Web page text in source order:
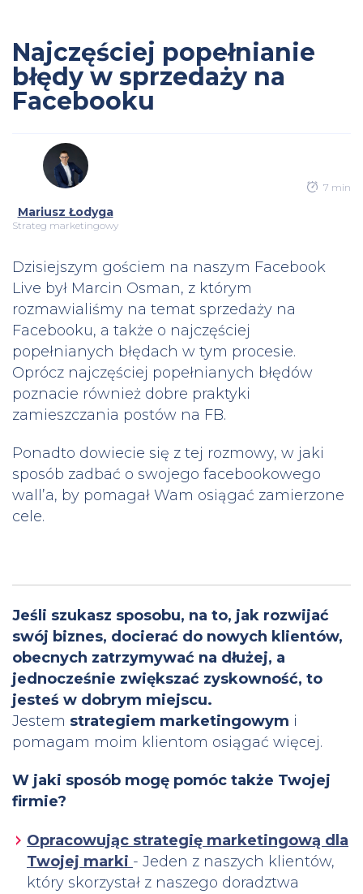
Najczęściej popełnianie
błędy w sprzedaży na
Facebooku
Mariusz Łodyga
Strateg marketingowy
7 min
Dzisiejszym gościem na naszym Facebook
Live był Marcin Osman, z którym
rozmawialiśmy na temat sprzedaży na
Facebooku, a także o najczęściej
popełnianych błędach w tym procesie.
Oprócz najczęściej popełnianych błędów
poznacie również dobre praktyki
zamieszczania postów na FB.
Ponadto dowiecie się z tej rozmowy, w jaki
sposób zadbać o swojego facebookowego
wall’a, by pomagał Wam osiągać zamierzone
cele.
Jeśli szukasz sposobu, na to, jak rozwijać
swój biznes, docierać do nowych klientów,
obecnych zatrzymywać na dłużej, a
jednocześnie zwiększać zyskowność, to
jesteś w dobrym miejscu.
Jestem strategiem marketingowym i
pomagam moim klientom osiągać więcej.
W jaki sposób mogę pomóc także Twojej
firmie?
Opracowując strategię marketingową dla
Twojej marki - Jeden z naszych klientów,
który skorzystał z naszego doradztwa